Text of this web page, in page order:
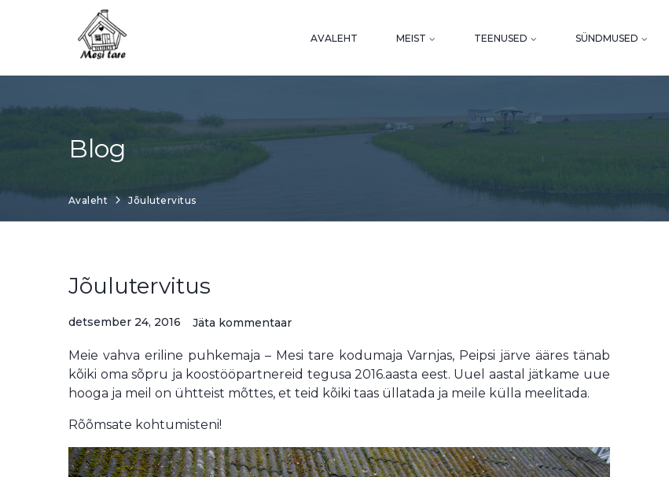
AVALEHT MEIST TEENUSED SÜNDMUSED
Blog
Avaleht Jõulutervitus
Jõulutervitus
detsember 24, 2016 Jäta kommentaar
Meie vahva eriline puhkemaja – Mesi tare kodumaja Varnjas, Peipsi järve ääres tänab
kõiki oma sõpru ja koostööpartnereid tegusa 2016.aasta eest. Uuel aastal jätkame uue
hooga ja meil on ühtteist mõttes, et teid kõiki taas üllatada ja meile külla meelitada.
Rõõmsate kohtumisteni!